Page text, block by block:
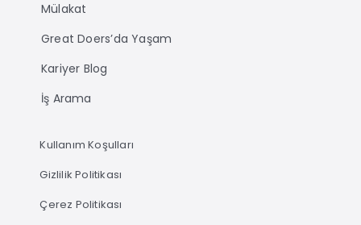
Mülakat
Great Doers’da Yaşam
Kariyer Blog
İş Arama
Kullanım Koşulları
Gizlilik Politikası
Çerez Politikası